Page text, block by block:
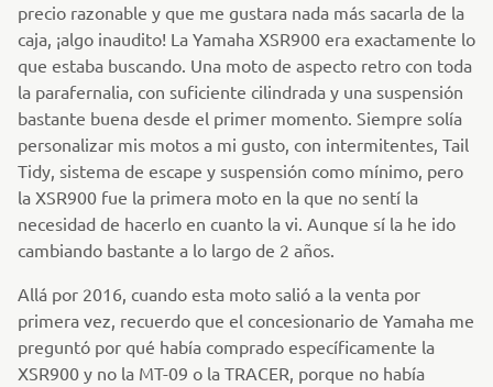
precio razonable y que me gustara nada más sacarla de la
caja, ¡algo inaudito! La Yamaha XSR900 era exactamente lo
que estaba buscando. Una moto de aspecto retro con toda
la parafernalia, con suficiente cilindrada y una suspensión
bastante buena desde el primer momento. Siempre solía
personalizar mis motos a mi gusto, con intermitentes, Tail
Tidy, sistema de escape y suspensión como mínimo, pero
la XSR900 fue la primera moto en la que no sentí la
necesidad de hacerlo en cuanto la vi. Aunque sí la he ido
cambiando bastante a lo largo de 2 años.
Allá por 2016, cuando esta moto salió a la venta por
primera vez, recuerdo que el concesionario de Yamaha me
preguntó por qué había comprado específicamente la
XSR900 y no la MT-09 o la TRACER, porque no había